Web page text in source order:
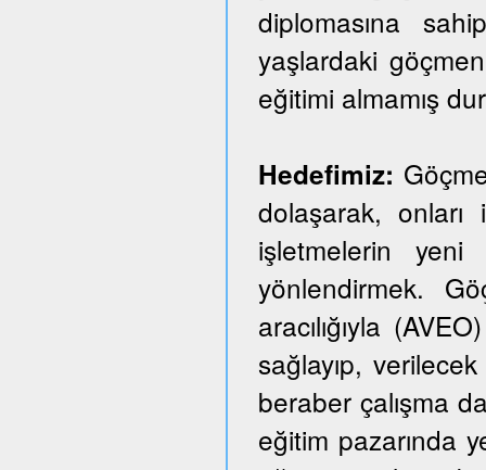
diplomasına
yaşlardaki
eğitimi almamış
Hedefimiz:
dolaşarak,
işletmelerin
yönlendirmek.
aracılığıyla
sağlayıp,
beraber çalışma
eğitim pazarında